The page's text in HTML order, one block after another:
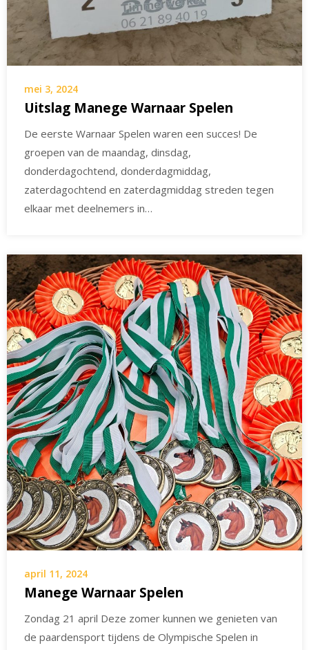
mei 3, 2024
Uitslag Manege Warnaar Spelen
De eerste Warnaar Spelen waren een succes! De
groepen van de maandag, dinsdag,
donderdagochtend, donderdagmiddag,
zaterdagochtend en zaterdagmiddag streden tegen
elkaar met deelnemers in…
april 11, 2024
Manege Warnaar Spelen
Zondag 21 april Deze zomer kunnen we genieten van
de paardensport tijdens de Olympische Spelen in